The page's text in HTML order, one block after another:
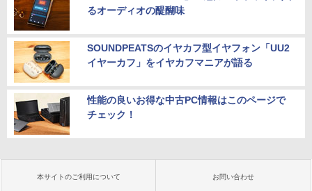
るオーディオの醍醐味
SOUNDPEATSのイヤカフ型イヤフォン「UU2
イヤーカフ」をイヤカフマニアが語る
性能の良いお得な中古PC情報はこのページで
チェック！
本サイトのご利用について お問い合わせ